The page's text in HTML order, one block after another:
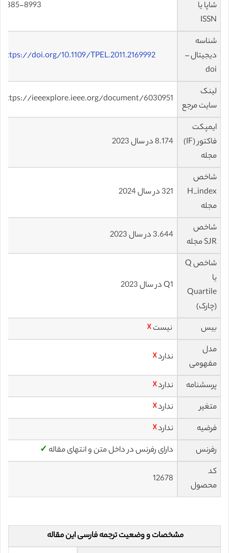
شاپا یا
ISSN
0885-8993
شناسه
دیجیتال –
doi
https://doi.org/10.1109/TPEL.2011.2169992
لینک
سایت مرجع
https://ieeexplore.ieee.org/document/6030951
ایمپکت
فاکتور (IF)
مجله
8.174 در سال 2023
شاخص
H_index
مجله
321 در سال 2024
شاخص
SJR مجله
3.644 در سال 2023
شاخص Q
یا
Quartile
(چارک)
Q1 در سال 2023
بیس نیست☓
مدل
مفهومی
ندارد☓
پرسشنامه ندارد☓
متغیر
ندارد☓
فرضیه
ندارد☓
رفرنس
دارای رفرنس در داخل متن و انتهای مقاله ✓
کد
محصول
12678
مشخصات و وضعیت ترجمه فارسی این مقاله